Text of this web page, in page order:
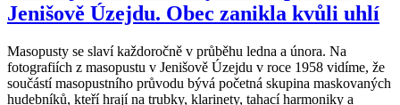
Jenišově Úzejdu. Obec zanikla kvůli uhlí
Masopusty se slaví každoročně v průběhu ledna a února. Na
fotografiích z masopustu v Jenišově Úzejdu v roce 1958 vidíme, že
součástí masopustního průvodu bývá početná skupina maskovaných
hudebníků, kteří hrají na trubky, klarinety, tahací harmoniky a